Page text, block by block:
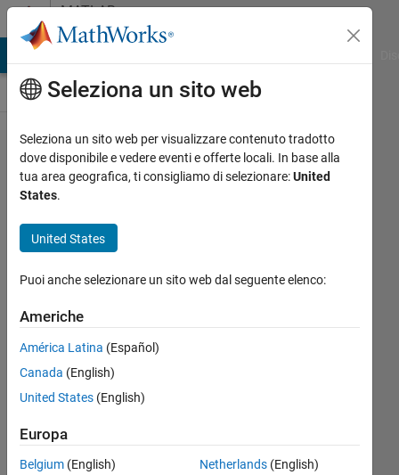
Vai al contenutoMATLAB
Answers
simulate
zigbee
matlab
saghar
18 Feb
2011
3
Aggiornato
14 Set
2023
Seleziona un sito web
Seleziona un sito web per visualizzare contenuto tradotto
dove disponibile e vedere eventi e offerte locali. In base alla
tua area geografica, ti consigliamo di selezionare:United
States.
United States
Puoi anche selezionare un sito web dal seguente elenco:
Americhe
América Latina (Español)
Canada (English)
United States (English)
Europa
Belgium (English)
Netherlands(English)